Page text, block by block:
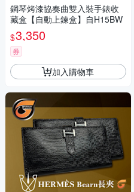
鋼琴烤漆協奏曲雙入裝手錶收
藏盒【自動上鍊盒】自H15BW
$3,350
券
加入購物車